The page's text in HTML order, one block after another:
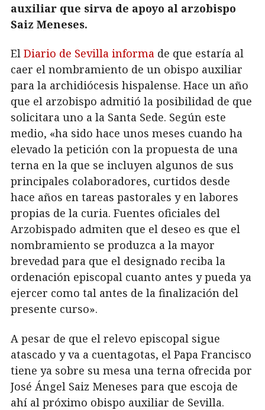
auxiliar que sirva de apoyo al arzobispo
Saiz Meneses.
El Diario de Sevilla informa de que estaría al
caer el nombramiento de un obispo auxiliar
para la archidiócesis hispalense. Hace un año
que el arzobispo admitió la posibilidad de que
solicitara uno a la Santa Sede. Según este
medio, «ha sido hace unos meses cuando ha
elevado la petición con la propuesta de una
terna en la que se incluyen algunos de sus
principales colaboradores, curtidos desde
hace años en tareas pastorales y en labores
propias de la curia. Fuentes oficiales del
Arzobispado admiten que el deseo es que el
nombramiento se produzca a la mayor
brevedad para que el designado reciba la
ordenación episcopal cuanto antes y pueda ya
ejercer como tal antes de la finalización del
presente curso».
A pesar de que el relevo episcopal sigue
atascado y va a cuentagotas, el Papa Francisco
tiene ya sobre su mesa una terna ofrecida por
José Ángel Saiz Meneses para que escoja de
ahí al próximo obispo auxiliar de Sevilla.